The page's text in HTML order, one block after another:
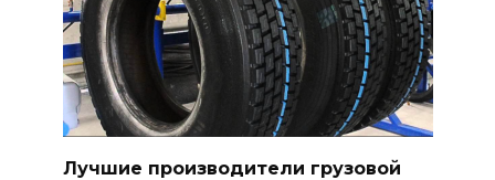
Лучшие производители грузовой